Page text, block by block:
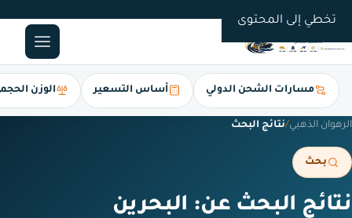
تخطي إلى المحتوى
مسارات الشحن الدولي أساس التسعير الوزن
الرهوان الذهبي/نتائج البحث
بحث
نتائج البحث عن: البحرين